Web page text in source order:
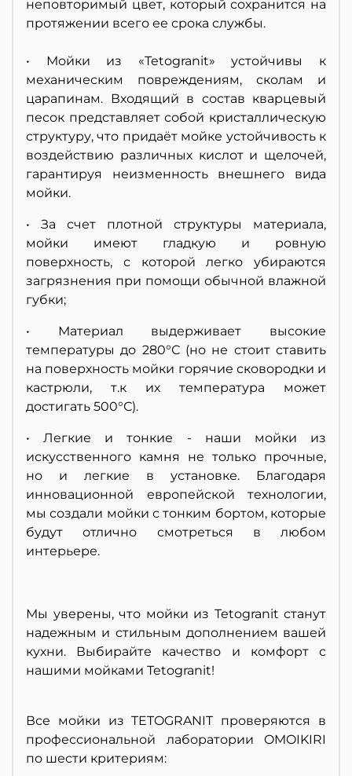
неповторимый цвет, который сохранится на
протяжении всего ее срока службы.
• Мойки из «Tetogranit» устойчивы к
механическим повреждениям, сколам и
царапинам. Входящий в состав кварцевый
песок представляет собой кристаллическую
структуру, что придаёт мойке устойчивость к
воздействию различных кислот и щелочей,
гарантируя неизменность внешнего вида
мойки.
• За счет плотной структуры материала,
мойки имеют гладкую и ровную
поверхность, с которой легко убираются
загрязнения при помощи обычной влажной
губки;
• Материал выдерживает высокие
температуры до 280°С (но не стоит ставить
на поверхность мойки горячие сковородки и
кастрюли, т.к их температура может
достигать 500°С).
• Легкие и тонкие - наши мойки из
искусственного камня не только прочные,
но и легкие в установке. Благодаря
инновационной европейской технологии,
мы создали мойки с тонким бортом, которые
будут отлично смотреться в любом
интерьере.
Мы уверены, что мойки из Tetogranit станут
надежным и стильным дополнением вашей
кухни. Выбирайте качество и комфорт с
нашими мойками Tetogranit!
Все мойки из TETOGRANIT проверяются в
профессиональной лаборатории OMOIKIRI
по шести критериям: